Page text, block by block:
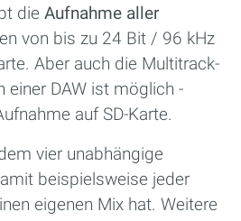
die Aufnahme aller
von bis zu 24 Bit / 96 kHz
Aber auch die Multitrack-
einer DAW ist möglich -
auf SD-Karte.
vier unabhängige
beispielsweise jeder
eigenen Mix hat. Weitere